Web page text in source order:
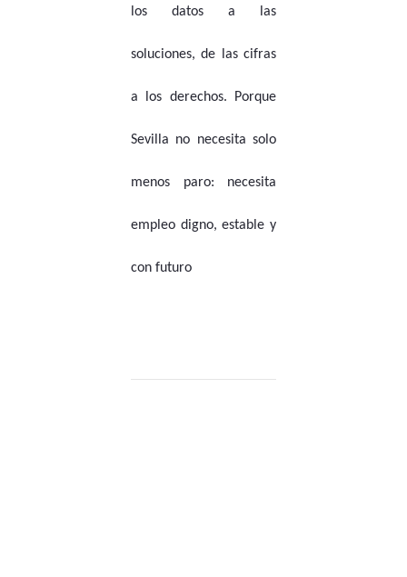
los datos a las
soluciones, de las cifras
a los derechos. Porque
Sevilla no necesita solo
menos paro: necesita
empleo digno, estable y
con futuro